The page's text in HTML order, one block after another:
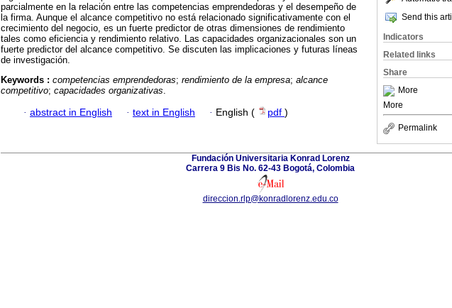
Send this
Indicators
Related links
Share
More
More
Permalink
parcialmente en la relación entre las competencias emprendedoras y el desempeño de
la firma. Aunque el alcance competitivo no está relacionado significativamente con el
crecimiento del negocio, es un fuerte predictor de otras dimensiones de rendimiento
tales como eficiencia y rendimiento relativo. Las capacidades organizacionales son un
fuerte predictor del alcance competitivo. Se discuten las implicaciones y futuras líneas
de investigación.
Keywords : competencias emprendedoras; rendimiento de la empresa; alcance
competitivo; capacidades organizativas.
· abstract in English · text in English · English ( pdf )
Fundación Universitaria Konrad Lorenz
Carrera 9 Bis No. 62-43 Bogotá, Colombia
direccion.rlp@konradlorenz.edu.co